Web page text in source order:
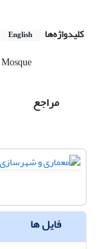
کلیدواژه‌ها English
مراجع
فایل ها